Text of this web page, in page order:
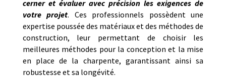
cerner et évaluer avec précision les exigences de
votre projet. Ces professionnels possèdent une
expertise poussée des matériaux et des méthodes de
construction, leur permettant de choisir les
meilleures méthodes pour la conception et la mise
en place de la charpente, garantissant ainsi sa
robustesse et sa longévité.